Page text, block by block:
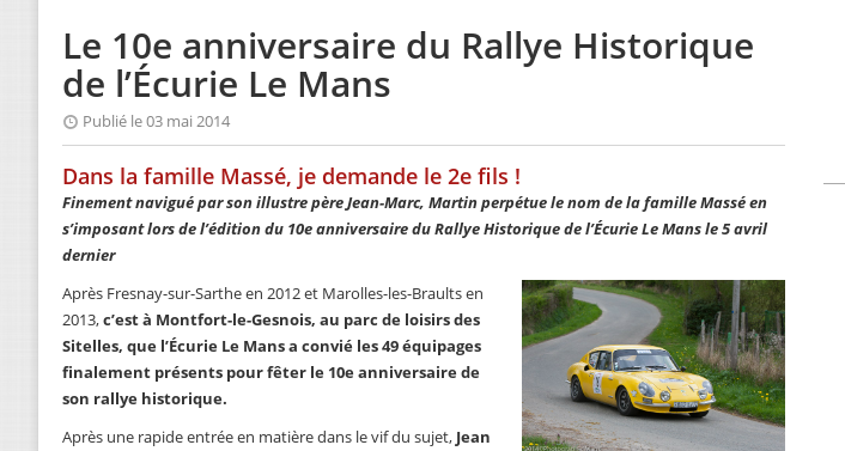
Le 10e anniversaire du Rallye Historique
de l’Écurie Le Mans
Publié le 03 mai 2014
Dans la famille Massé, je demande le 2e fils !
Finement navigué par son illustre père Jean-Marc, Martin perpétue le nom de la famille Massé en
s’imposant lors de l’édition du 10e anniversaire du Rallye Historique de l’Écurie Le Mans le 5 avril
dernier
Après Fresnay-sur-Sarthe en 2012 et Marolles-les-Braults en
2013,c’est à Montfort-le-Gesnois, au parc de loisirs des
Sitelles, que l’Écurie Le Mans a convié les 49 équipages
finalement présents pour fêter le 10e anniversaire de
son rallye historique.
Après une rapide entrée en matière dans le vif du sujet, Jean